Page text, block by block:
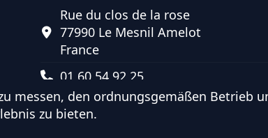
Rue du clos de la rose
77990 Le Mesnil Amelot
France
01 60 54 92 25
info@secdem.fr
messen, den ordnungsgemäßen Betrieb
zu bieten.